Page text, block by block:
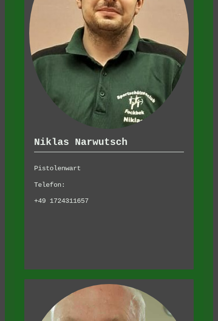
Niklas Narwutsch
Pistolenwart
Telefon:
+49 1724311657